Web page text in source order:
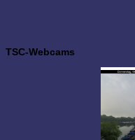
TSC-Webcams